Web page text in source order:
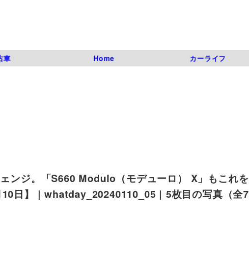
車 Home カーライフ
ンジ。「S660 Modulo（モデューロ） X」もこれを
日】 | whatday_20240110_05 | 5枚目の写真（全7